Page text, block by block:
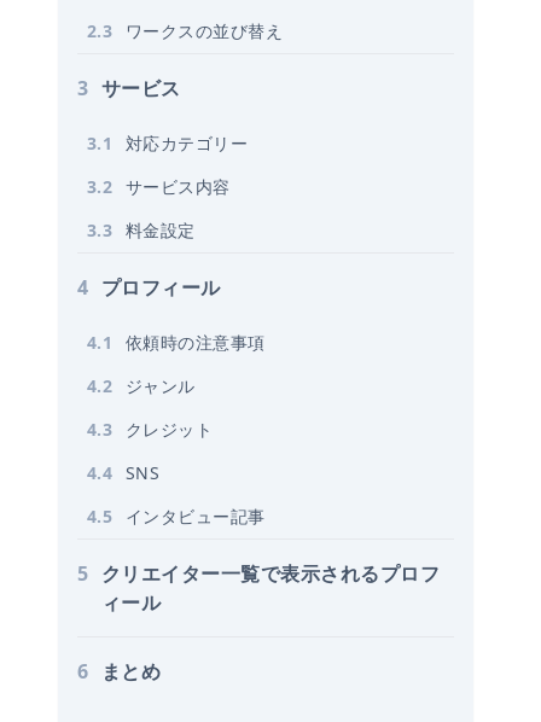
2.3 ワークスの並び替え
3 サービス
3.1
対応カテゴリー
3.2 サービス内容
3.3 料金設定
4 プロフィール
4.1
依頼時の注意事項
4.2
ジャンル
4.3
クレジット
4.4 SNS
4.5 インタビュー記事
5 クリエイター一覧で表示されるプロフ
ィール
6 まとめ